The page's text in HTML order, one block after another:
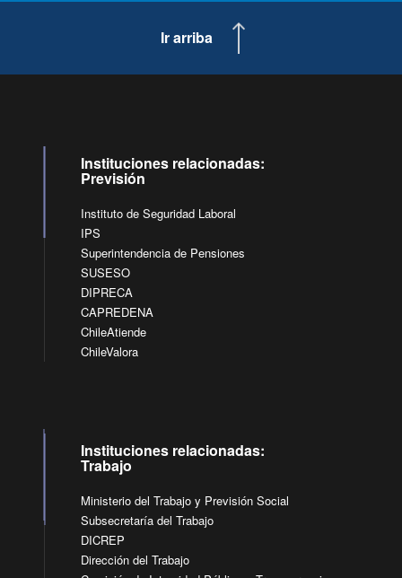
Ir arriba
Instituciones relacionadas:
Previsión
Instituto de Seguridad Laboral
IPS
Superintendencia de Pensiones
SUSESO
DIPRECA
CAPREDENA
ChileAtiende
ChileValora
Instituciones relacionadas:
Trabajo
Ministerio del Trabajo y Previsión Social
Subsecretaría del Trabajo
DICREP
Dirección del Trabajo